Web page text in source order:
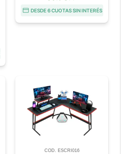
DESDE 6 CUOTAS SIN INTERÉS
COD. ESCRI016